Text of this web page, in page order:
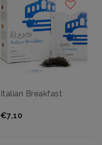
Italian Breakfast
€7,10